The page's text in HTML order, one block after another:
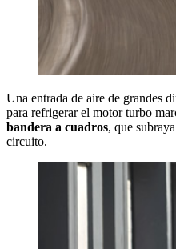
Una entrada de aire de grandes
para refrigerar el motor turbo
bandera a cuadros, que
circuito.